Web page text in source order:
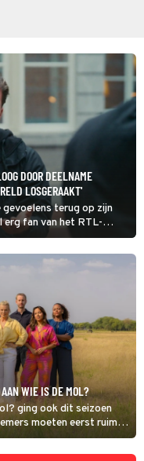
DOOR DEELNAME
LOSGERAAKT'
terug op zijn
erg fan van het RTL-
psychologische hulp
AAN WIE IS DE MOL?
ging ook dit seizoen
moeten eerst ruim
gemoedstoestand en
psycholoog.